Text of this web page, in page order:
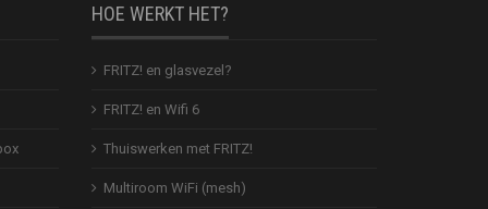
HOE WERKT HET?
FRITZ! en glasvezel?
FRITZ! en Wifi 6
Thuiswerken met FRITZ!
Multiroom WiFi (mesh)